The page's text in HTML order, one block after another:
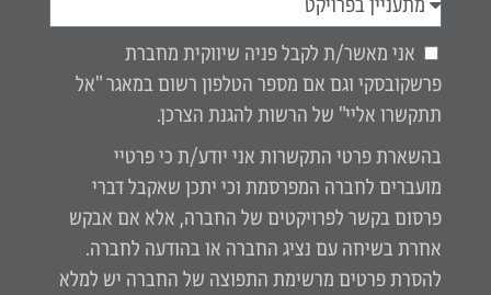
אני מאשר/ת לקבל פניה שיווקית מחברת
פרשקובסקי וגם אם מספר הטלפון רשום במאגר "אל
תתקשרו אליי" של הרשות להגנת הצרכן.
בהשארת פרטי התקשרות אני יודע/ת כי פרטיי
מועברים לחברה המפרסמת וכי יתכן שאקבל דברי
פרסום בקשר לפרויקטים של החברה, אלא אם אבקש
אחרת בשיחה עם נציג החברה או בהודעה לחברה.
להסרת פרטים מרשימת התפוצה של החברה יש למלא